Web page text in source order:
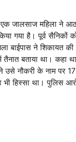
जालसाज महिला ने
गया है। पूर्व
बाईपास ने शिकायत
बताया था। कहा
उसे नौकरी के नाम पर
हिस्सा था। पुलिस